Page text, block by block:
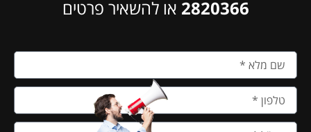
2820366 או להשאיר פרטים